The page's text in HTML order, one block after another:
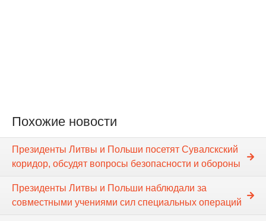
Похожие новости
Президенты Литвы и Польши посетят Сувалскский
коридор, обсудят вопросы безопасности и обороны
Президенты Литвы и Польши наблюдали за
совместными учениями сил специальных операций